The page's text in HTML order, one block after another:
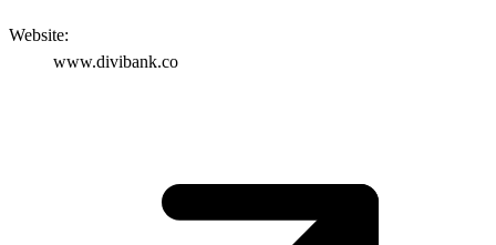
Website:
www.divibank.co